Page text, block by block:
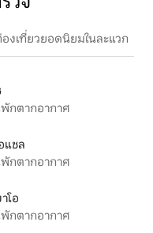
งเที่ยวยอดนิยมในละแวก
กตากอากาศ
แชล
กตากอากาศ
โอ
กตากอากาศ